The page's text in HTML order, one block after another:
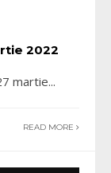
2022
martie...
READ MORE